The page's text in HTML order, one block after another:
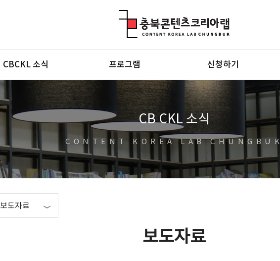
CBCKL 소식 프로그램 신청하기
CB CKL 소식
CONTENT KOREA LAB CHUNGBUK
보도자료
보도자료